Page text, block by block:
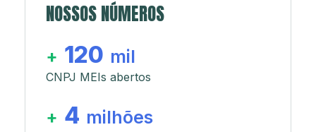
NOSSOS NÚMEROS
+ 120 mil
CNPJ MEIs abertos
+ 4 milhões